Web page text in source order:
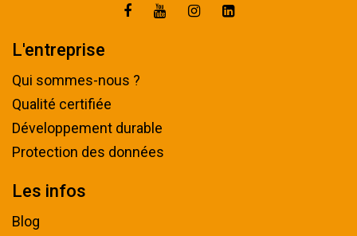
L'entreprise
Qui sommes-nous ?
Qualité certifiée
Développement durable
Protection des données
Les infos
Blog